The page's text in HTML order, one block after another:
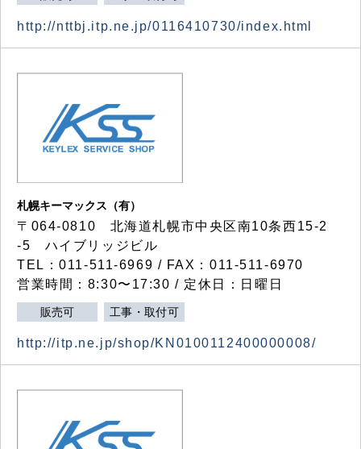
http://nttbj.itp.ne.jp/0116410730/index.html
札幌キーマックス（有）
〒064-0810 北海道札幌市中央区南10条西15-2
-5 ハイブリッジビル
TEL：011-511-6969 / FAX：011-511-6970
営業時間：8:30〜17:30 / 定休日：日曜日
販売可 工事・取付可
http://itp.ne.jp/shop/KN0100112400000008/